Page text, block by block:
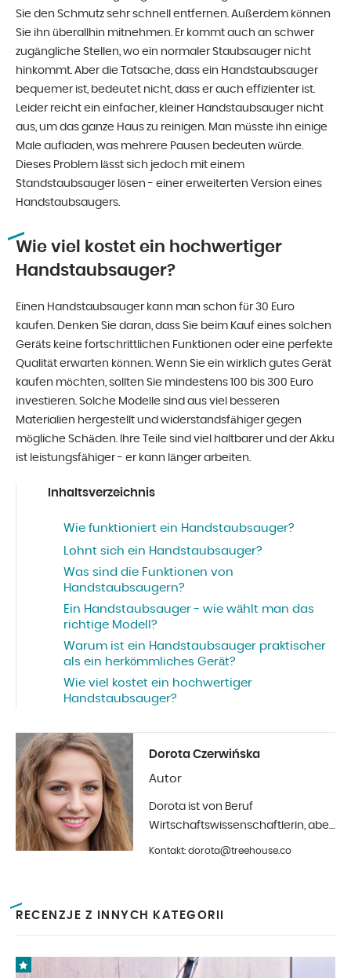
Sie den Schmutz sehr schnell entfernen. Außerdem können
Sie ihn überallhin mitnehmen. Er kommt auch an schwer
zugängliche Stellen, wo ein normaler Staubsauger nicht
hinkommt. Aber die Tatsache, dass ein Handstaubsauger
bequemer ist, bedeutet nicht, dass er auch effizienter ist.
Leider reicht ein einfacher, kleiner Handstaubsauger nicht
aus, um das ganze Haus zu reinigen. Man müsste ihn einige
Male aufladen, was mehrere Pausen bedeuten würde.
Dieses Problem lässt sich jedoch mit einem
Standstaubsauger lösen - einer erweiterten Version eines
Handstaubsaugers.
Wie viel kostet ein hochwertiger
Handstaubsauger?
Einen Handstaubsauger kann man schon für 30 Euro
kaufen. Denken Sie daran, dass Sie beim Kauf eines solchen
Geräts keine fortschrittlichen Funktionen oder eine perfekte
Qualität erwarten können. Wenn Sie ein wirklich gutes Gerät
kaufen möchten, sollten Sie mindestens 100 bis 300 Euro
investieren. Solche Modelle sind aus viel besseren
Materialien hergestellt und widerstandsfähiger gegen
mögliche Schäden. Ihre Teile sind viel haltbarer und der Akku
ist leistungsfähiger - er kann länger arbeiten.
Inhaltsverzeichnis
Wie funktioniert ein Handstaubsauger?
Lohnt sich ein Handstaubsauger?
Was sind die Funktionen von
Handstaubsaugern?
Ein Handstaubsauger - wie wählt man das
richtige Modell?
Warum ist ein Handstaubsauger praktischer
als ein herkömmliches Gerät?
Wie viel kostet ein hochwertiger
Handstaubsauger?
Dorota Czerwińska
Autor
Dorota ist von Beruf
Wirtschaftswissenschaftlerin, aber
ihr größtes Hobby ist die Fotografie
Kontakt: dorota@treehouse.co
RECENZJE Z INNYCH KATEGORII